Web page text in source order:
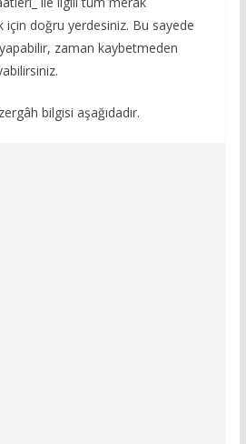
doğru yerdesiniz. Bu sayede
yapabilir, zaman kaybetmeden
bilgisi aşağıdadır.